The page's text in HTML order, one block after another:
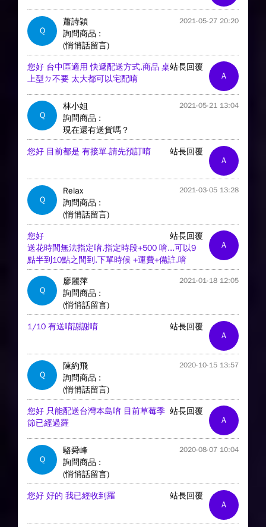
Q
蕭詩穎 2021-05-27 20:20
詢問商品 :
(悄悄話留言)
A
站長回覆
您好 台中區適用 快遞配送方式.商品 桌
上型ㄉ不要 太大都可以宅配唷
Q
林小姐 2021-05-21 13:04
詢問商品 :
現在還有送貨嗎？
A
站長回覆
您好 目前都是 有接單.請先預訂唷
Q
Relax 2021-03-05 13:28
詢問商品 :
(悄悄話留言)
A
站長回覆
您好
送花時間無法指定唷.指定時段+500 唷...可以9
點半到10點之間到.下單時候 +運費+備註.唷
Q
廖麗萍 2021-01-18 12:05
詢問商品 :
(悄悄話留言)
A
站長回覆
1/10 有送唷謝謝唷
Q
陳約飛 2020-10-15 13:57
詢問商品 :
(悄悄話留言)
A
站長回覆
您好 只能配送台灣本島唷 目前草莓季
節已經過羅
Q
駱舜峰 2020-08-07 10:04
詢問商品 :
(悄悄話留言)
A
站長回覆
您好 好的 我已經收到羅